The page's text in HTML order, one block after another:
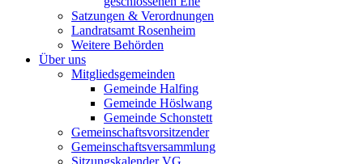
Satzungen & Verordnungen
Landratsamt Rosenheim
Weitere Behörden
Über uns
Mitgliedsgemeinden
Gemeinde Halfing
Gemeinde Höslwang
Gemeinde Schonstett
Gemeinschaftsvorsitzender
Gemeinschaftsversammlung
Sitzungskalender VG